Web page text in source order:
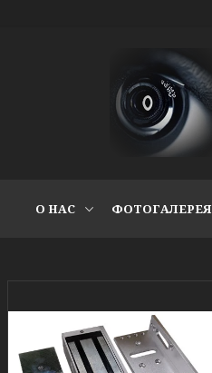
О НАС ФОТОГАЛЕРЕЯ